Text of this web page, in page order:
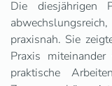
Die diesjährigen
praxisnah. Sie
Praxis
praktische